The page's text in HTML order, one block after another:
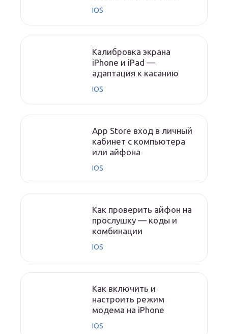
IOS
Калибровка экрана
iPhone и iPad —
адаптация к касанию
IOS
App Store вход в личный
кабинет с компьютера
или айфона
IOS
Как проверить айфон на
прослушку — коды и
комбинации
IOS
Как включить и
настроить режим
модема на iPhone
IOS